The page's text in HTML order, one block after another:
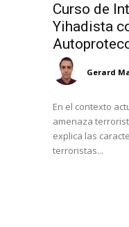
Curso de
Yihadista
Gerard
En el contexto
amenaza
explica las
terroristas...